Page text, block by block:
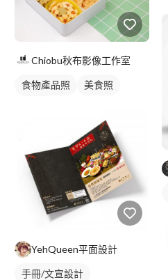
Chiobu秋布影像工作室
食物產品照
美食照
YehQueen平面設計
手冊/文宣設計